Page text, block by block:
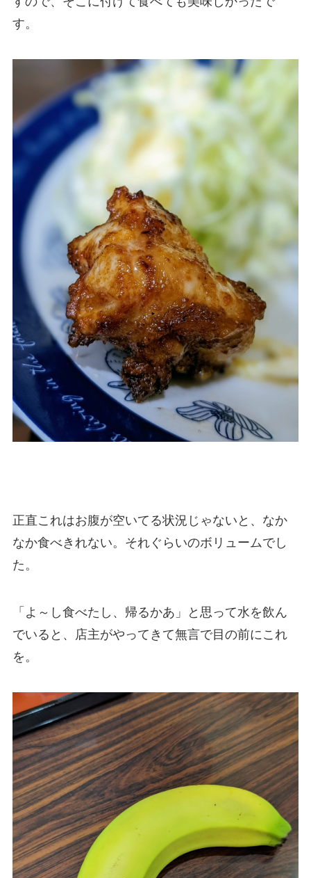
す。
正直これはお腹が空いてる状況じゃないと、なか
なか食べきれない。それぐらいのボリュームでし
た。
「よ～し食べたし、帰るかあ」と思って水を飲ん
でいると、店主がやってきて無言で目の前にこれ
を。